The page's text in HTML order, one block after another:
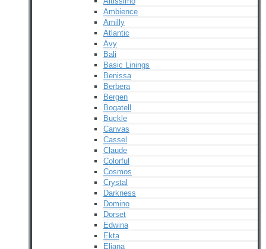
Ambience
Amilly
Atlantic
Avy
Bali
Basic Linings
Benissa
Berbera
Bergen
Bogatell
Buckle
Canvas
Cassel
Claude
Colorful
Cosmos
Crystal
Darkness
Domino
Dorset
Edwina
Ekta
Eliana